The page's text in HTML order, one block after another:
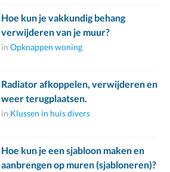
Hoe kun je vakkundig behang
verwijderen van je muur?
in Opknappen woning
Radiator afkoppelen, verwijderen en
weer terugplaatsen.
in Klussen in huis divers
Hoe kun je een sjabloon maken en
aanbrengen op muren (sjabloneren)?